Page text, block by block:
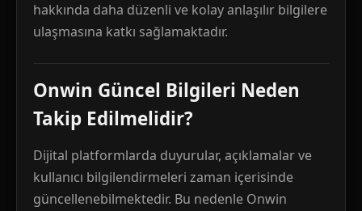
hakkında daha düzenli ve kolay anlaşılır bilgilere
ulaşmasına katkı sağlamaktadır.
Onwin Güncel Bilgileri Neden
Takip Edilmelidir?
Dijital platformlarda duyurular, açıklamalar ve
kullanıcı bilgilendirmeleri zaman içerisinde
güncellenebilmektedir. Bu nedenle Onwin